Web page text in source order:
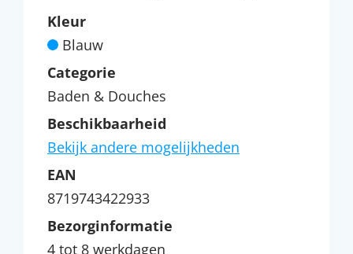
Kleur
Blauw
Categorie
Baden & Douches
Beschikbaarheid
Bekijk andere mogelijkheden
EAN
8719743422933
Bezorginformatie
4 tot 8 werkdagen